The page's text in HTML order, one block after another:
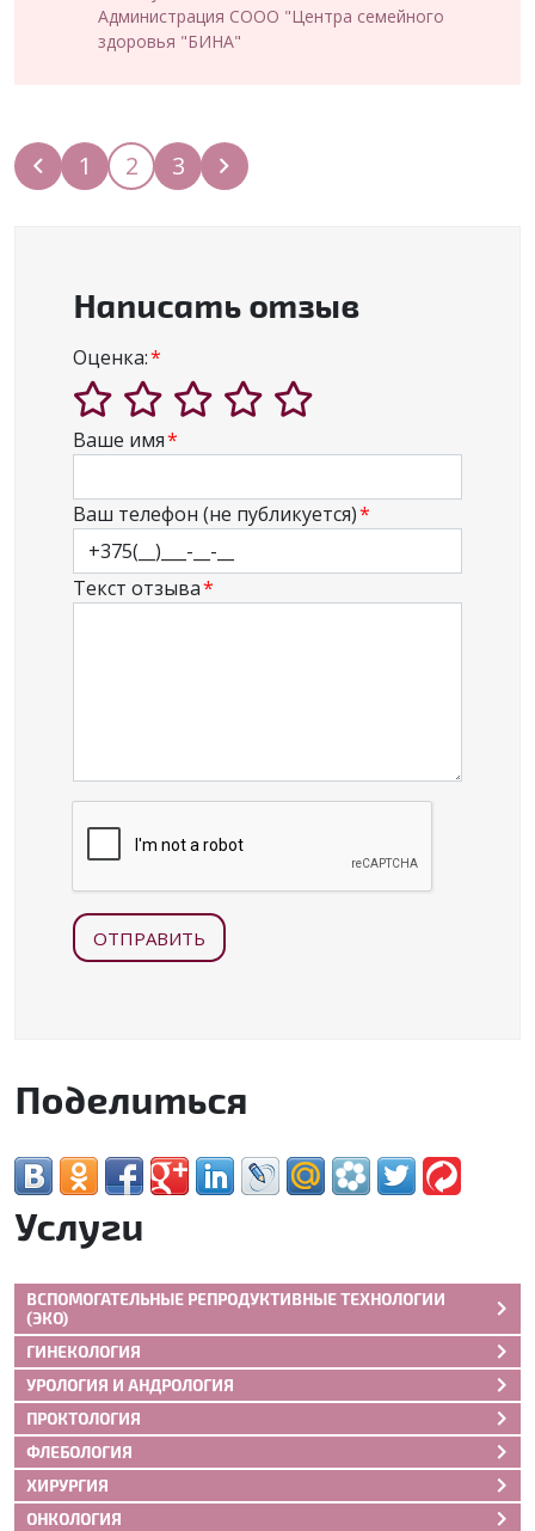
Администрация СООО "Центра семейного
здоровья "БИНА"
1 2(текущая)
3
Написать отзыв
Оценка:
Ваше имя
Ваш телефон (не публикуется)
Текст отзыва
ОТПРАВИТЬ
Поделиться
Услуги
ВСПОМОГАТЕЛЬНЫЕ РЕПРОДУКТИВНЫЕ ТЕХНОЛОГИИ
(ЭКО)
ГИНЕКОЛОГИЯ
УРОЛОГИЯ И АНДРОЛОГИЯ
ПРОКТОЛОГИЯ
ФЛЕБОЛОГИЯ
ХИРУРГИЯ
ОНКОЛОГИЯ